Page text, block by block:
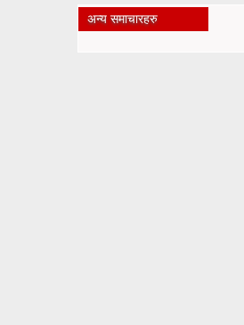
अन्य समाचारहरु